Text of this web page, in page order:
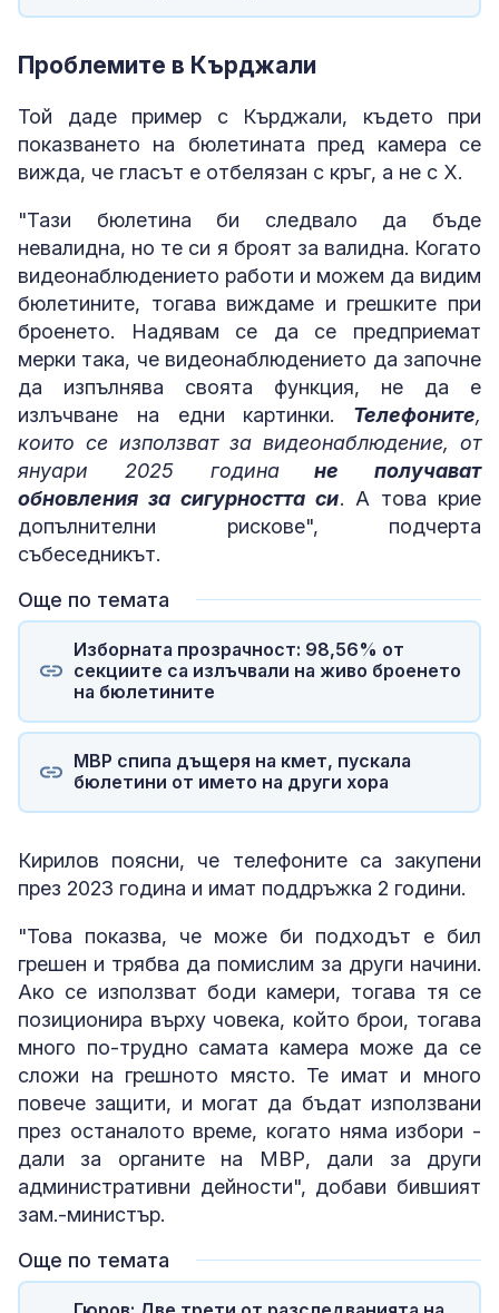
Проблемите в Кърджали
Той даде пример с Кърджали, където при
показването на бюлетината пред камера се
вижда, че гласът е отбелязан с кръг, а не с X.
"Тази бюлетина би следвало да бъде
невалидна, но те си я броят за валидна. Когато
видеонаблюдението работи и можем да видим
бюлетините, тогава виждаме и грешките при
броенето. Надявам се да се предприемат
мерки така, че видеонаблюдението да започне
да изпълнява своята функция, не да е
излъчване на едни картинки. Телефоните,
които се използват за видеонаблюдение, от
януари 2025 годинане получават
обновления за сигурността си. А това крие
допълнителни рискове", подчерта
събеседникът.
Още по темата
Изборната прозрачност: 98,56% от
секциите са излъчвали на живо броенето
на бюлетините
МВР спипа дъщеря на кмет, пускала
бюлетини от името на други хора
Кирилов поясни, че телефоните са закупени
през 2023 година и имат поддръжка 2 години.
"Това показва, че може би подходът е бил
грешен и трябва да помислим за други начини.
Ако се използват боди камери, тогава тя се
позиционира върху човека, който брои, тогава
много по-трудно самата камера може да се
сложи на грешното място. Те имат и много
повече защити, и могат да бъдат използвани
през останалото време, когато няма избори -
дали за органите на МВР, дали за други
административни дейности", добави бившият
зам.-министър.
Още по темата